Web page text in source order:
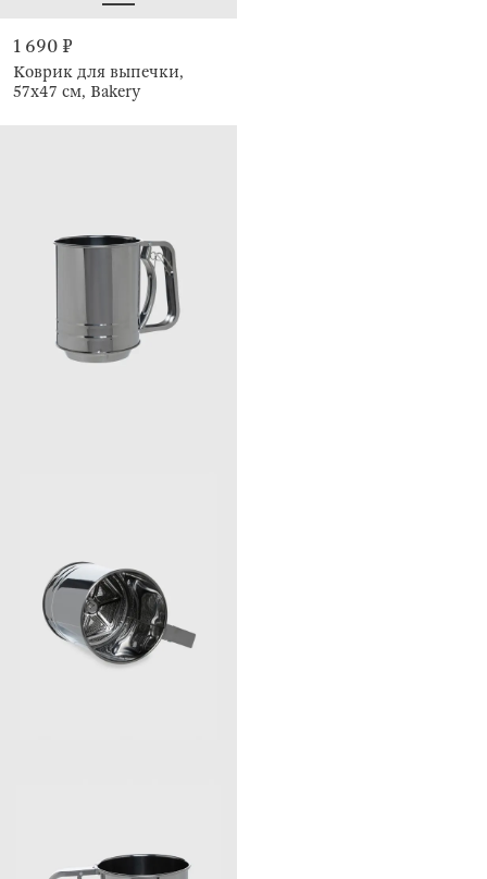
1 690 ₽
Коврик для выпечки,
57х47 см, Bakery